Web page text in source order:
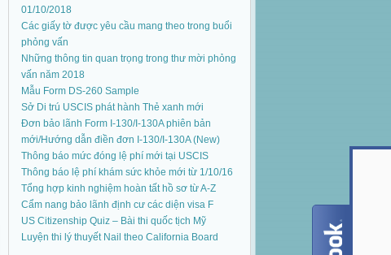
01/10/2018
Các giấy tờ được yêu cầu mang theo trong buổi
phỏng vấn
Những thông tin quan trọng trong thư mời phỏng
vấn năm 2018
Mẫu Form DS-260 Sample
Sở Di trú USCIS phát hành Thẻ xanh mới
Đơn bảo lãnh Form I-130/I-130A phiên bản
mới/Hướng dẫn điền đơn I-130/I-130A (New)
Thông báo mức đóng lệ phí mới tại USCIS
Thông báo lệ phí khám sức khỏe mới từ 1/10/16
Tổng hợp kinh nghiệm hoàn tất hồ sơ từ A-Z
Cẩm nang bảo lãnh định cư các diện visa F
US Citizenship Quiz – Bài thi quốc tịch Mỹ
Luyện thi lý thuyết Nail theo California Board